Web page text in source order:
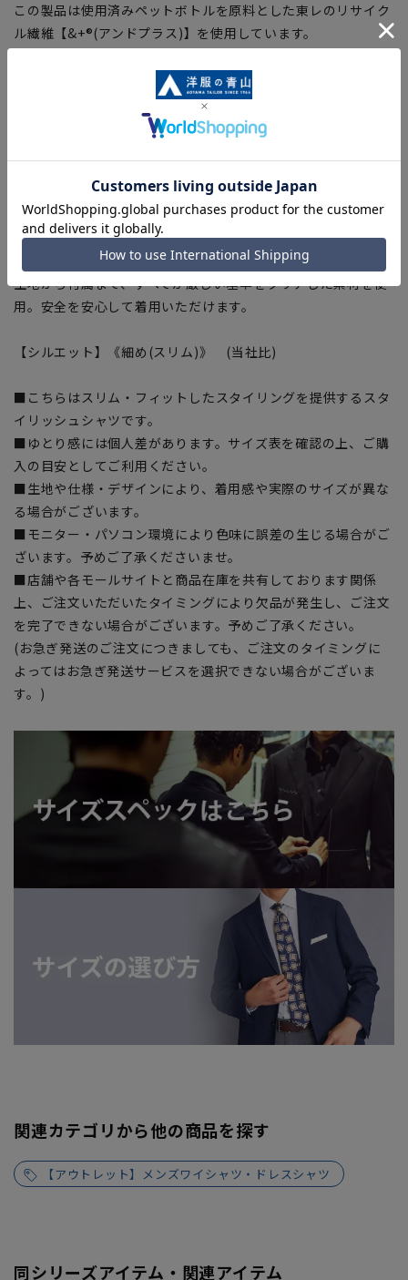
この製品は使用済みペットボトルを原料とした東レのリサイク
ル繊維【&+®(アンドプラス)】を使用しています。
この商品はリサイクル原料を使用し、プラスチック・スマート
生地表面の細菌の増殖を抑制
■OEKO-TEX®(エコテックス)
繊維製品の国際的な安全基準であるエコテックス®に認証され
た素材を使用しました。
生地から付属まで、すべてが厳しい基準をクリアした素材を使
用。安全を安心して着用いただけます。
【シルエット】《細め(スリム)》 (当社比)
■こちらはスリム・フィットしたスタイリングを提供するスタ
イリッシュシャツです。
■ゆとり感には個人差があります。サイズ表を確認の上、ご購
入の目安としてご利用ください。
■生地や仕様・デザインにより、着用感や実際のサイズが異な
る場合がございます。
■モニター・パソコン環境により色味に誤差の生じる場合がご
ざいます。予めご了承くださいませ。
■店舗や各モールサイトと商品在庫を共有しております関係
上、ご注文いただいたタイミングにより欠品が発生し、ご注文
を完了できない場合がございます。予めご了承ください。
(お急ぎ発送のご注文につきましても、ご注文のタイミングに
よってはお急ぎ発送サービスを選択できない場合がございま
す。)
関連カテゴリから他の商品を探す
【アウトレット】メンズワイシャツ・ドレスシャツ
同シリーズアイテム・関連アイテム